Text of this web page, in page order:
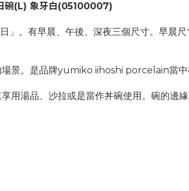
(L) 象牙白(05100007)
。有早晨、午後、深夜三個尺寸。 早晨尺
場景。是品牌yumiko iihoshi porcelain當中
用湯品、沙拉或是當作丼碗使用。 碗的邊